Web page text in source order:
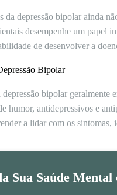
da depressão bipolar ainda
desempenhe um papel
de desenvolver a
Bipolar
depressão bipolar
humor, antidepressivos e
a lidar com os sintomas,
Sua Saúde